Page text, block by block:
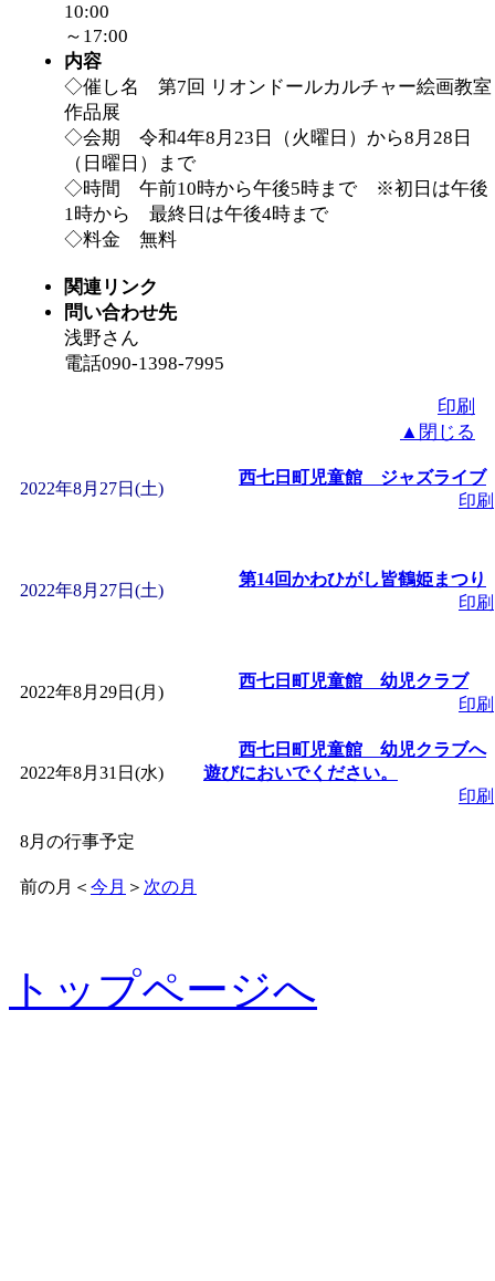
de 健康づくり」
10:00
～17:00
内容
◇催し名 第7回 リオンドールカルチャー絵画教室
作品展
◇会期 令和4年8月23日（火曜日）から8月28日
（日曜日）まで
◇時間 午前10時から午後5時まで ※初日は午後
1時から 最終日は午後4時まで
◇料金 無料
関連リンク
問い合わせ先
浅野さん
電話090-1398-7995
印刷
▲閉じる
2022年8月27日(土)
西七日町児童館 ジャズライブ
印刷
2022年8月27日(土)
第14回かわひがし皆鶴姫まつり
印刷
2022年8月29日(月)
西七日町児童館 幼児クラブ
印刷
2022年8月31日(水)
西七日町児童館 幼児クラブへ
遊びにおいでください。
印刷
8月の行事予定
前の月 ＜ 今月 ＞ 次の月
トップページへ